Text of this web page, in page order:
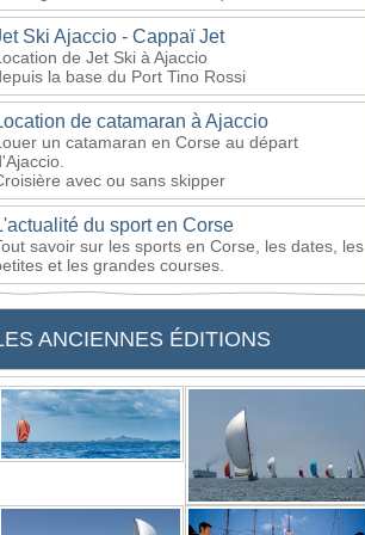
Ski Ajaccio - Cappaï Jet
de Jet Ski à Ajaccio
la base du Port Tino Rossi
de catamaran à Ajaccio
un catamaran en Corse au départ
avec ou sans skipper
du sport en Corse
savoir sur les sports en Corse, les dates, les
et les grandes courses.
ANCIENNES ÉDITIONS